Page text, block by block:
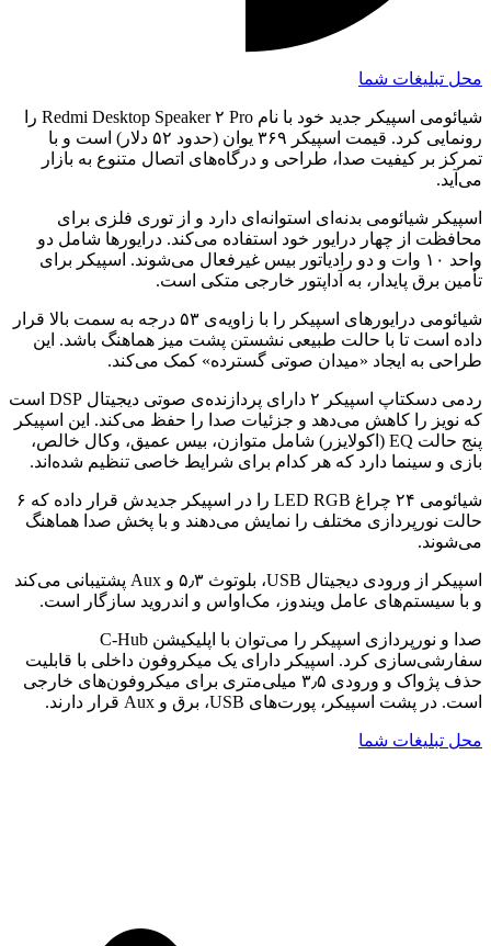
محل تبلیغات شما
شیائومی اسپیکر جدید خود با نام Redmi Desktop Speaker ۲ Pro را
رونمایی کرد. قیمت اسپیکر ۳۶۹ یوان (حدود ۵۲ دلار) است و با
تمرکز بر کیفیت صدا، طراحی و درگاه‌های اتصال متنوع به بازار
می‌آید.
اسپیکر شیائومی بدنه‌ای استوانه‌ای دارد و از توری فلزی برای
محافظت از چهار درایور خود استفاده می‌کند. درایورها شامل دو
واحد ۱۰ وات و دو رادیاتور بیس غیرفعال می‌شوند. اسپیکر برای
تأمین برق پایدار، به آداپتور خارجی متکی است.
شیائومی درایورهای اسپیکر را با زاویه‌ی ۵۳ درجه به سمت بالا قرار
داده است تا با حالت طبیعی نشستن پشت میز هماهنگ باشد. این
طراحی به ایجاد «میدان صوتی گسترده» کمک می‌کند.
ردمی دسکتاپ اسپیکر ۲ دارای پردازنده‌ی صوتی دیجیتال DSP است
که نویز را کاهش می‌دهد و جزئیات صدا را حفظ می‌کند. این اسپیکر
پنج حالت EQ (اکولایزر) شامل متوازن، بیس عمیق، وکال خالص،
بازی و سینما دارد که هر کدام برای شرایط خاصی تنظیم شده‌اند.
شیائومی ۲۴ چراغ LED RGB را در اسپیکر جدیدش قرار داده که ۶
حالت نورپردازی مختلف را نمایش می‌دهند و با پخش صدا هماهنگ
می‌شوند.
اسپیکر از ورودی دیجیتال USB، بلوتوث ۵٫۳ و Aux پشتیبانی می‌کند
و با سیستم‌های عامل ویندوز، مک‌او‌اس و اندروید سازگار است.
صدا و نورپردازی اسپیکر را می‌توان با اپلیکیشن C-Hub
سفارشی‌سازی کرد. اسپیکر دارای یک میکروفون داخلی با قابلیت
حذف پژواک و ورودی ۳٫۵ میلی‌متری برای میکروفون‌های خارجی
است. در پشت اسپیکر، پورت‌های USB، برق و Aux قرار دارند.
محل تبلیغات شما